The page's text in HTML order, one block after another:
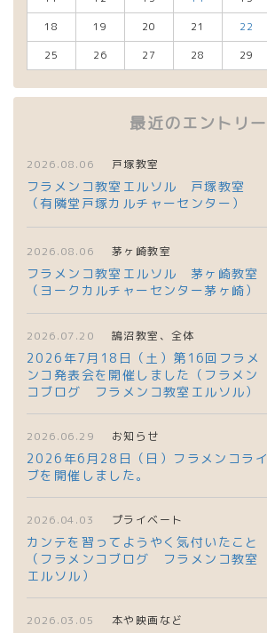
18
19 20 21 22
25
26 27 28 29
最近のエントリー
2026.08.06 戸塚教室
フラメンコ教室エルソル 戸塚教室
（有隣堂戸塚カルチャーセンター）
2026.08.06 茅ヶ崎教室
フラメンコ教室エルソル 茅ヶ崎教室
（ヨークカルチャーセンター茅ヶ崎）
2026.07.20 鵠沼教室、全体
2026年7月18日（土）第16回フラメ
ンコ発表会を開催しました（フラメン
コブログ フラメンコ教室エルソル）
2026.06.29 お知らせ
2026年6月28日（日）フラメンコライ
ブを開催しました。
2026.04.03 プライベート
カンテを習ってようやく気付いたこと
（フラメンコブログ フラメンコ教室
エルソル）
2026.03.05 本や映画など